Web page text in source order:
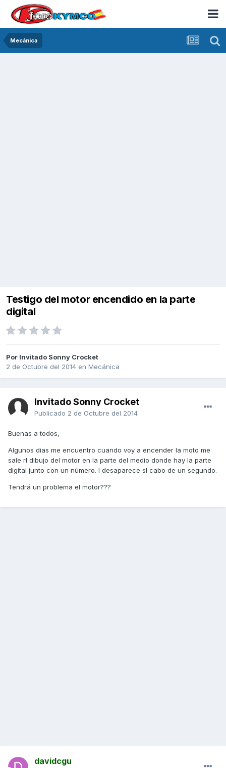
Mecánica
Testigo del motor encendido en la parte
digital
Por Invitado Sonny Crocket
2 de Octubre del 2014 en Mecánica
Invitado Sonny Crocket
Publicado 2 de Octubre del 2014
Buenas a todos,
Algunos dias me encuentro cuando voy a encender la moto me
sale rl dibujo del motor en la parte del medio donde hay la parte
digital junto con un número. I desaparece sl cabo de un segundo.
Tendrá un problema el motor???
davidcgu